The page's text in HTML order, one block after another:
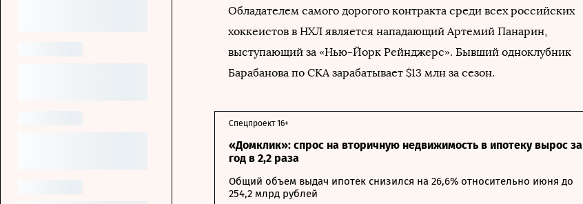
Обладателем самого дорогого контракта среди всех российских
хоккеистов в НХЛ является нападающий Артемий Панарин,
выступающий за «Нью-Йорк Рейнджерс». Бывший одноклубник
Барабанова по СКА зарабатывает $13 млн за сезон.
«Домклик»: спрос на вторичную недвижимость в ипотеку вырос за
год в 2,2 раза
Спецпроект 16+
Общий объем выдач ипотек снизился на 26,6% относительно июня до
254,2 млрд рублей